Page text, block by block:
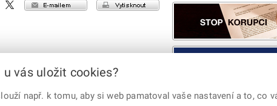
vytisknout
e-mailem
X
u vás uložit cookies?
např. k tomu, aby si web pamatoval vaše nastavení a to, co